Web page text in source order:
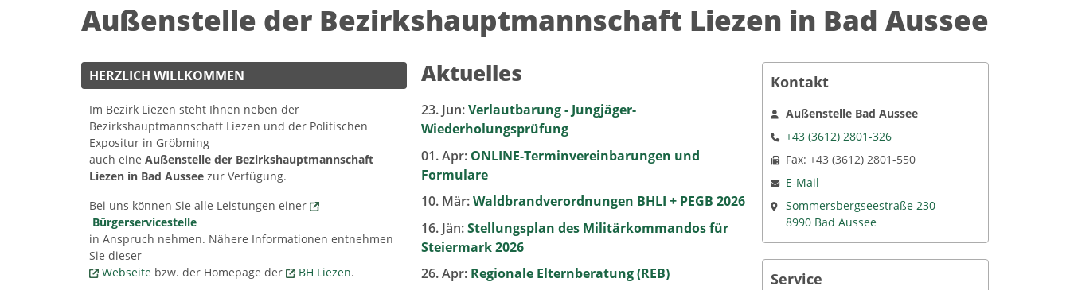
Außenstelle der Bezirkshauptmannschaft Liezen in Bad Aussee
HERZLICH WILLKOMMEN
Im Bezirk Liezen steht Ihnen neben der
Bezirkshauptmannschaft Liezen und der Politischen
Expositur in Gröbming
auch eine Außenstelle der Bezirkshauptmannschaft
Liezen in Bad Aussee zur Verfügung.
Bei uns können Sie alle Leistungen einer
Bürgerservicestelle
in Anspruch nehmen. Nähere Informationen entnehmen
Sie dieser
Webseite bzw. der Homepage der BH Liezen.
Aktuelles
23. Jun:Verlautbarung - Jungjäger-
Wiederholungsprüfung
01. Apr: ONLINE-Terminvereinbarungen und
Formulare
10. Mär:Waldbrandverordnungen BHLI + PEGB 2026
16. Jän:Stellungsplan des Militärkommandos für
Steiermark 2026
26. Apr: Regionale Elternberatung (REB)
Kontakt
Außenstelle Bad Aussee
+43 (3612) 2801-326
Fax: +43 (3612) 2801-550
E-Mail
Sommersbergseestraße 230
8990 Bad Aussee
Service